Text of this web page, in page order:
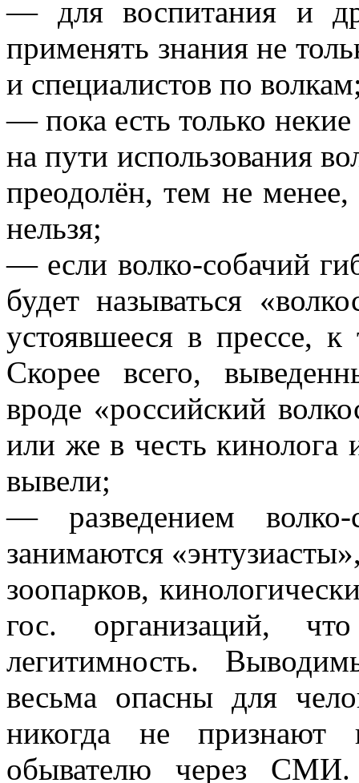
— для воспитания и
применять знания не
и специалистов по
— пока есть только некие
на пути использования
преодолён, тем не
нельзя;
— если волко-собачий
будет называться
устоявшееся в прессе,
Скорее всего,
вроде «российский
или же в честь кинолога
вывели;
— разведением волко-
занимаются
зоопарков,
гос. организаций,
легитимность.
весьма опасны для
никогда не признают
обывателю через